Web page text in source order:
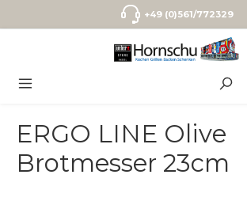
Zum Hauptinhalt springen+49 (0)561/772329
ERGO LINE Olive
Brotmesser 23cm